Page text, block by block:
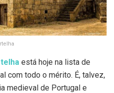
está hoje na lista de
com todo o mérito. É, talvez,
medieval de Portugal e